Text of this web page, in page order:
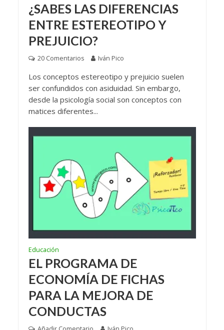
¿SABES LAS DIFERENCIAS
ENTRE ESTEREOTIPO Y
PREJUICIO?
20 Comentarios Iván Pico
Los conceptos estereotipo y prejuicio suelen
ser confundidos con asiduidad. Sin embargo,
desde la psicología social son conceptos con
matices diferentes...
Educación
EL PROGRAMA DE
ECONOMÍA DE FICHAS
PARA LA MEJORA DE
CONDUCTAS